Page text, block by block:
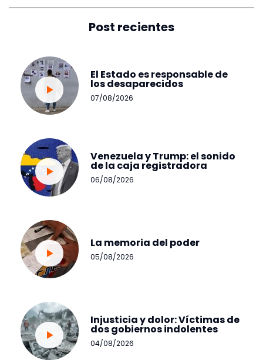
Post recientes
El Estado es responsable de
los desaparecidos
07/08/2026
Venezuela y Trump: el sonido
de la caja registradora
06/08/2026
La memoria del poder
05/08/2026
Injusticia y dolor: Víctimas de
dos gobiernos indolentes
04/08/2026